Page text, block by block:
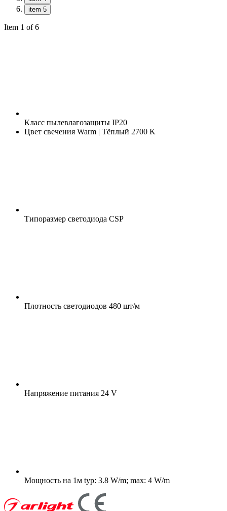
item 5
Item 1 of 6
Класс пылевлагозащиты IP20
Цвет свечения Warm | Тёплый 2700 K
Типоразмер светодиода CSP
Плотность светодиодов 480 шт/м
Напряжение питания 24 V
Мощность на 1м typ: 3.8 W/m; max: 4 W/m